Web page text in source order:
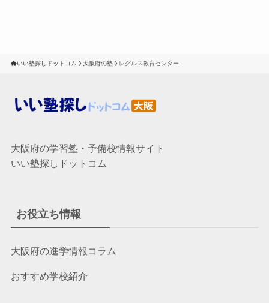
いい塾探しドットコム 大阪府の塾 レグルス教育センター
大阪府の学習塾・予備校情報サイト
いい塾探しドットコム
お役立ち情報
大阪府の進学情報コラム
おすすめ学校紹介